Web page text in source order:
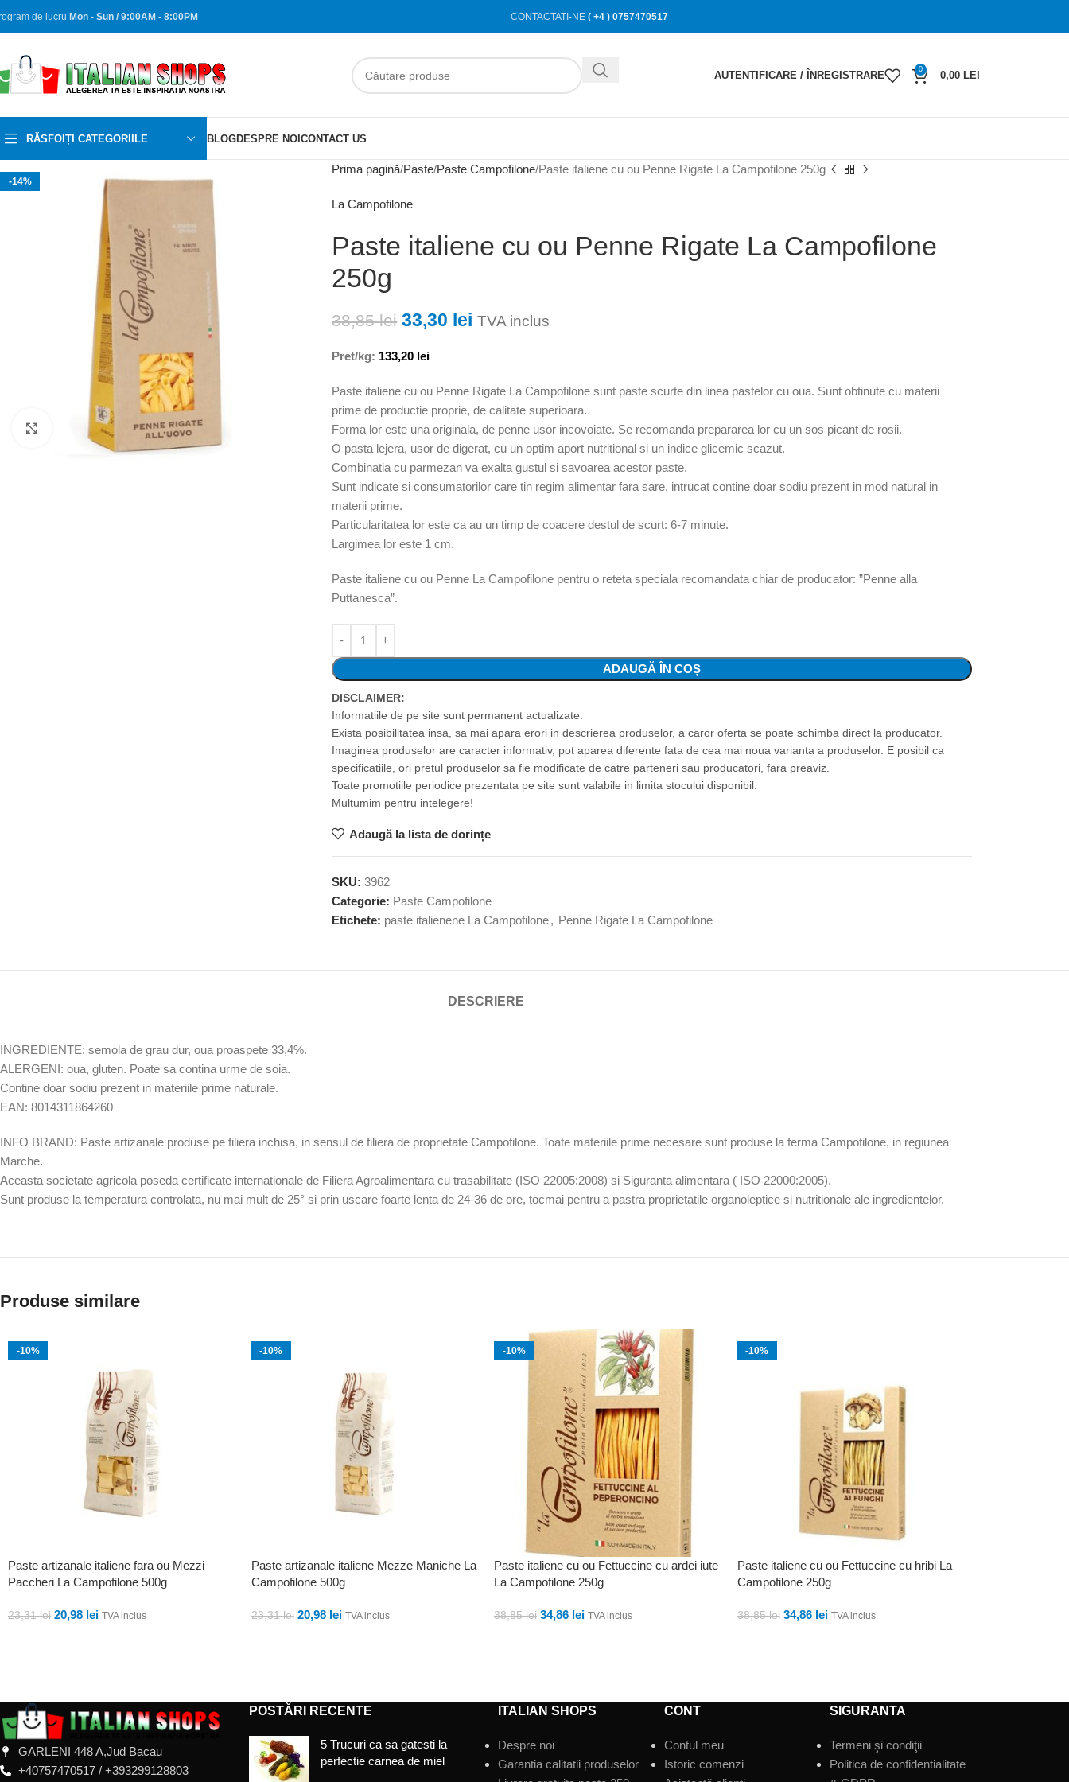
de lucru Mon - Sun / 9:00AM - 8:00PM CONTACTATI-NE ( +4 ) 0757470517
AUTENTIFICARE / ÎNREGISTRARE
0
0,00 LEI
RĂSFOIȚI CATEGORIILE BLOGDESPRE NOICONTACT US
-14%
Faceți clic pentru a mări
Prima pagină Paste Paste Campofilone Paste italiene cu ou Penne Rigate La Campofilone 250g
La Campofilone
Paste italiene cu ou Penne Rigate La Campofilone
250g
38,85lei 33,30 lei TVA inclus
Pret/kg: 133,20 lei
Paste italiene cu ou Penne Rigate La Campofilone sunt paste scurte din linea pastelor cu oua. Sunt obtinute cu materii
prime de productie proprie, de calitate superioara.
Forma lor este una originala, de penne usor incovoiate. Se recomanda prepararea lor cu un sos picant de rosii.
O pasta lejera, usor de digerat, cu un optim aport nutritional si un indice glicemic scazut.
Combinatia cu parmezan va exalta gustul si savoarea acestor paste.
Sunt indicate si consumatorilor care tin regim alimentar fara sare, intrucat contine doar sodiu prezent in mod natural in
materii prime.
Particularitatea lor este ca au un timp de coacere destul de scurt: 6-7 minute.
Largimea lor este 1 cm.
Paste italiene cu ou Penne La Campofilone pentru o reteta speciala recomandata chiar de producator: ”Penne alla
Puttanesca”.
ADAUGĂ ÎN COȘ
DISCLAIMER:
Informatiile de pe site sunt permanent actualizate.
Exista posibilitatea insa, sa mai apara erori in descrierea produselor, a caror oferta se poate schimba direct la producator.
Imaginea produselor are caracter informativ, pot aparea diferente fata de cea mai noua varianta a produselor. E posibil ca
specificatiile, ori pretul produselor sa fie modificate de catre parteneri sau producatori, fara preaviz.
Toate promotiile periodice prezentata pe site sunt valabile in limita stocului disponibil.
Multumim pentru intelegere!
Adaugă la lista de dorințe
SKU:3962
Categorie: Paste Campofilone
Etichete: paste italienene La Campofilone, Penne Rigate La Campofilone
DESCRIERE
INGREDIENTE: semola de grau dur, oua proaspete 33,4%.
ALERGENI: oua, gluten. Poate sa contina urme de soia.
Contine doar sodiu prezent in materiile prime naturale.
EAN: 8014311864260
INFO BRAND: Paste artizanale produse pe filiera inchisa, in sensul de filiera de proprietate Campofilone. Toate materiile prime necesare sunt produse la ferma Campofilone, in regiunea
Marche.
Aceasta societate agricola poseda certificate internationale de Filiera Agroalimentara cu trasabilitate (ISO 22005:2008) si Siguranta alimentara ( ISO 22000:2005).
Sunt produse la temperatura controlata, nu mai mult de 25° si prin uscare foarte lenta de 24-36 de ore, tocmai pentru a pastra proprietatile organoleptice si nutritionale ale ingredientelor.
Produse similare
-10%
Paste artizanale italiene fara ou Mezzi
Paccheri La Campofilone 500g
23,31lei 20,98 lei TVA inclus
-10%
Paste artizanale italiene Mezze Maniche La
Campofilone 500g
23,31lei 20,98 lei TVA inclus
-10%
Paste italiene cu ou Fettuccine cu ardei iute
La Campofilone 250g
38,85lei 34,86 lei TVA inclus
-10%
Paste italiene cu ou Fettuccine cu hribi La
Campofilone 250g
38,85lei 34,86 lei TVA inclus
GARLENI 448 A,Jud Bacau
+40757470517 / +393299128803
POSTĂRI RECENTE
5 Trucuri ca sa gatesti la
perfectie carnea de miel
ITALIAN SHOPS
Despre noi
Garantia calitatii produselor
CONT
Contul meu
Istoric comenzi
SIGURANTA
Termeni şi condiţii
Politica de confidentialitate